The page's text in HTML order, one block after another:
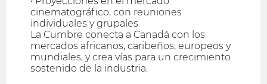
cinematográfico, con reuniones
individuales y grupales
La Cumbre conecta a Canadá con los
mercados africanos, caribeños, europeos y
mundiales, y crea vías para un crecimiento
sostenido de la industria.